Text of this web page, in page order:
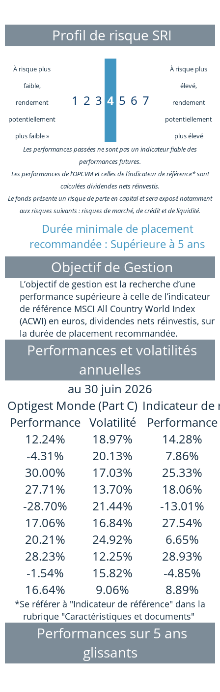
Profil de risque SRI
À risque plus
faible,
rendement
potentiellement
plus faible »
1 2 3 4 5 6 7
À risque plus
élevé,
rendement
potentiellement
plus élevé
Les performances passées ne sont pas un indicateur fiable des
performances futures.
Les performances de l’OPCVM et celles de l’indicateur de référence* sont
calculées dividendes nets réinvestis.
Le fonds présente un risque de perte en capital et sera exposé notamment
aux risques suivants : risques de marché, de crédit et de liquidité.
Durée minimale de placement
recommandée : Supérieure à 5 ans
Objectif de Gestion
L’objectif de gestion est la recherche d’une
performance supérieure à celle de l’indicateur
de référence MSCI All Country World Index
(ACWI) en euros, dividendes nets réinvestis, sur
la durée de placement recommandée.
Performances et volatilités
annuelles
au 30 juin 2026
Optigest Monde (Part C) Indicateur de
Performance Volatilité
Performance
12.24%
18.97%
14.28%
-4.31%
20.13%
7.86%
30.00%
17.03%
25.33%
27.71%
13.70%
18.06%
-28.70%
21.44%
-13.01%
17.06%
16.84%
27.54%
20.21%
24.92%
6.65%
28.23%
12.25%
28.93%
-1.54%
15.82%
-4.85%
16.64%
9.06% 8.89%
*Se référer à "Indicateur de référence" dans la
rubrique "Caractéristiques et documents"
Performances sur 5 ans
glissants